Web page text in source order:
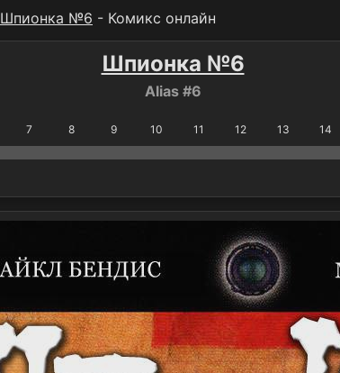
Шпионка №6 - Комикс онлайн
Шпионка №6
Alias #6
7 8 9 10 11 12 13 14